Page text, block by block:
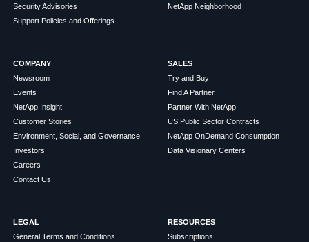
Security Advisories
Support Policies and Offerings
NetApp Neighborhood
COMPANY
Newsroom
Events
NetApp Insight
Customer Stories
Environment, Social, and Governance
Investors
Careers
Contact Us
SALES
Try and Buy
Find A Partner
Partner With NetApp
US Public Sector Contracts
NetApp OnDemand Consumption
Data Visionary Centers
LEGAL
General Terms and Conditions
RESOURCES
Subscriptions